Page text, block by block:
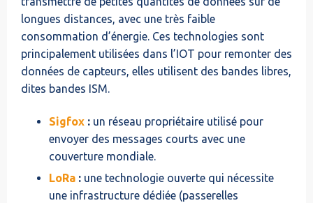
longues distances, avec une très faible
consommation d’énergie. Ces technologies sont
principalement utilisées dans l’IOT pour remonter des
données de capteurs, elles utilisent des bandes libres,
dites bandes ISM.
Sigfox : un réseau propriétaire utilisé pour
envoyer des messages courts avec une
couverture mondiale.
LoRa : une technologie ouverte qui nécessite
une infrastructure dédiée (passerelles